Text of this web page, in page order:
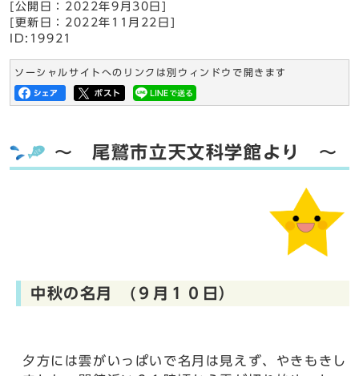
[公開日： 2022年9月30日
[更新日： 2022年11月22日
ID:19921
ソーシャルサイトへのリンクは別ウィンドウで開きます
～ 尾鷲市立天文科学館より ～
中秋の名月 (９月１０日）
夕方には雲がいっぱいで名月は見えず、やきもきし